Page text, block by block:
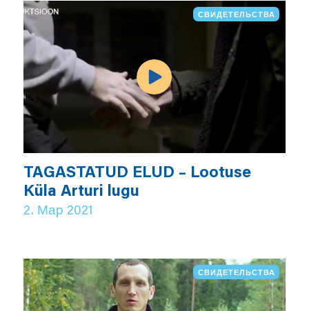
СВИДЕТЕЛЬСТВА
TAGASTATUD ELUD – Lootuse
Küla Arturi lugu
2. Мар 2021
СВИДЕТЕЛЬСТВА